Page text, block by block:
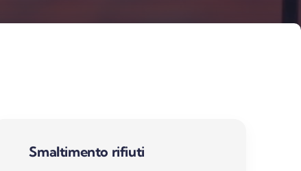
Smaltimento rifiuti